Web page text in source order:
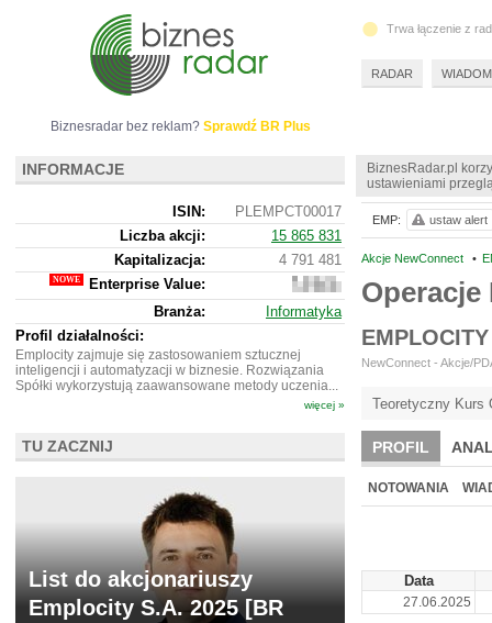
BiznesRadar.pl
ustawieniami
Akcje NewConnect •
Operacje
NewConnect - Akcje/
Teoretyczny Kurs
PROFIL
BR LAB
NOTOWANIA
Data
27.06.2025
EMP: ustaw alert
Biznesradar bez reklam? Sprawdź BR Plus
INFORMACJE
ISIN:
PLEMPCT00017
Liczba akcji:
15 865 831
Kapitalizacja:
4 791 481
Enterprise Value:
5
481
481
Branża:
Informatyka
Profil działalności:
Emplocity zajmuje się zastosowaniem sztucznej
inteligencji i automatyzacji w biznesie. Rozwiązania
Spółki wykorzystują zaawansowane metody uczenia...
więcej »
TU ZACZNIJ
List do akcjonariuszy
Emplocity S.A. 2025 [BR
Trwa łączenie z
RADAR